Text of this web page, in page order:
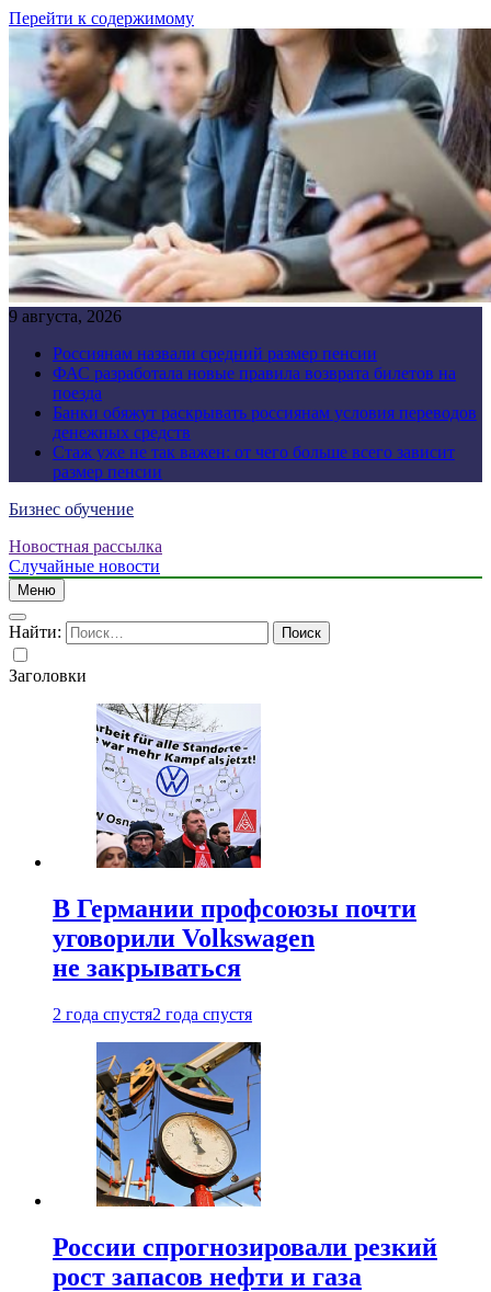
Перейти к содержимому
9 августа, 2026
Россиянам назвали средний размер пенсии
ФАС разработала новые правила возврата билетов на
поезда
Банки обяжут раскрывать россиянам условия переводов
денежных средств
Стаж уже не так важен: от чего больше всего зависит
размер пенсии
Бизнес обучение
Новостная рассылка
Случайные новости
Меню
Найти:
Заголовки
В Германии профсоюзы почти
уговорили Volkswagen
не закрываться
2 года спустя2 года спустя
России спрогнозировали резкий
рост запасов нефти и газа